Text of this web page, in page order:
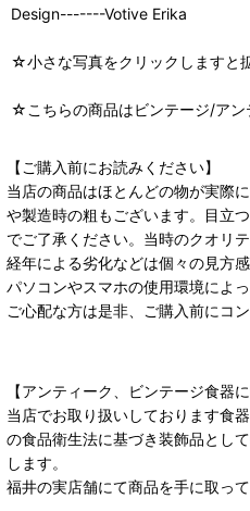
Design-------Votive Erika
☆小さな写真をクリックしますと
☆こちらの商品はビンテージ/アン
【ご購入前にお読みください】
当店の商品はほとんどの物が実際
や製造時の粗もございます。目立
でご了承ください。当時のクオリ
経年による劣化などは個々の見方
パソコンやスマホの使用環境によ
ご心配な方は是非、ご購入前にコ
【アンティーク、ビンテージ食器に
当店でお取り扱いしております食
の食品衛生法に基づき装飾品とし
します。
福井の実店舗にて商品を手に取っ